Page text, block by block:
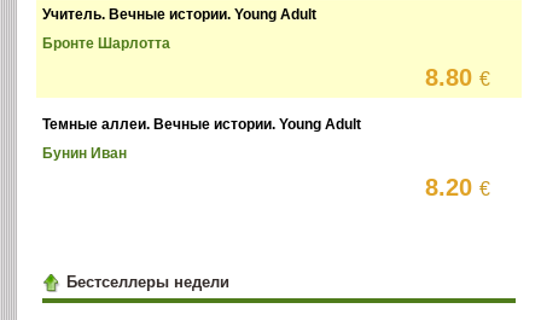
Учитель. Вечные истории. Young Adult
Бронте Шарлотта
8.80€
Темные аллеи. Вечные истории. Young Adult
Бунин Иван
8.20€
Бестселлеры недели